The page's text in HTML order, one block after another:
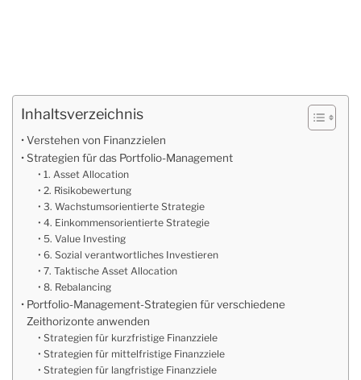
Inhaltsverzeichnis
Verstehen von Finanzzielen
Strategien für das Portfolio-Management
1. Asset Allocation
2. Risikobewertung
3. Wachstumsorientierte Strategie
4. Einkommensorientierte Strategie
5. Value Investing
6. Sozial verantwortliches Investieren
7. Taktische Asset Allocation
8. Rebalancing
Portfolio-Management-Strategien für verschiedene
Zeithorizonte anwenden
Strategien für kurzfristige Finanzziele
Strategien für mittelfristige Finanzziele
Strategien für langfristige Finanzziele